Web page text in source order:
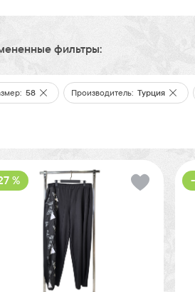
фильтры:
58 Производитель: Турция
%